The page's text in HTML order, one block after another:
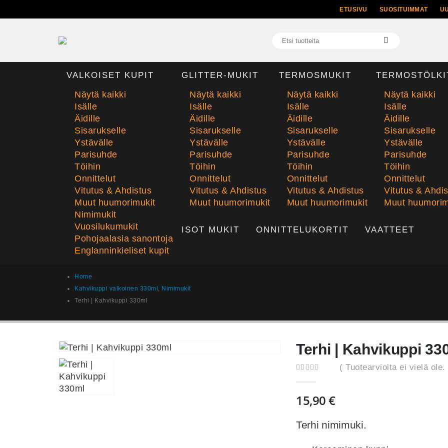
ETUSIVU SUOSITUIMMAT
VALKOISET KUPIT
Näytä kaikki
Isälle
Äidille
Sisarukselle
Ystävälle
Parisuhde
Töihin
Onnittelut
Vitutus & Ahdistus
Muut huumorimukit
Nimimukit
Vuosilukumukit
Pohojaalasia sanontoja
Englanninkieliset kupit
GLITTER-MUKIT
Näytä kaikki
Isälle
Äidille
Sisarukselle
Ystävälle
Parisuhde
Töihin
Onnittelut
Vitutus & Ahdistus
Muut huumorimukit
TERMOSMUKIT
Näytä kaikki
Isälle
Äidille
Sisarukselle
Ystävälle
Parisuhde
Töihin
Onnittelut
Vitutus & Ahdistus
Muut huumorimukit
Näytä kaikki
Isälle
Äidille
Sisarukselle
Ystävälle
Parisuhde
Töihin
Onnittelut
Vitutus &
Muut
ISOT MUKIT ONNITTELUKORTIT VAATTEET
Home
Kahvikuppi valkoinen 330ml , Nimimukit
Terhi | Kahvikuppi 330ml
Terhi | Kahvikuppi
( Tuotearvioita ei vielä ole.
15,90€
Terhi nimimuki.